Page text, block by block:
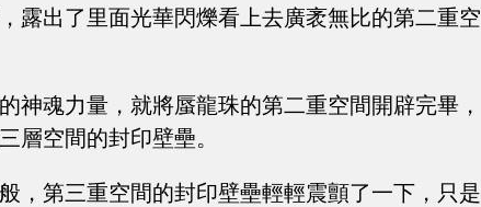
露出了里面光華閃爍看上去廣袤無比的第二重空
神魂力量，就將蜃龍珠的第二重空間開辟完畢，
層空間的封印壁壘。
，第三重空間的封印壁壘輕輕震顫了一下，只是